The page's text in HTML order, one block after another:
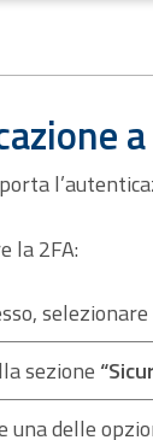
la 2FA:
sezione
una delle